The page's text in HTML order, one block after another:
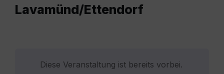
Lavamünd/Ettendorf
Diese Veranstaltung ist bereits vorbei.